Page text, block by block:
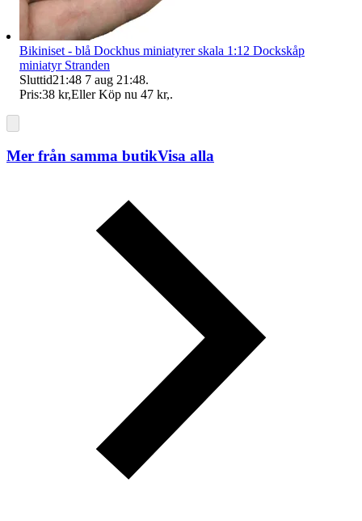
Bikiniset - blå Dockhus miniatyrer skala 1:12 Dockskåp
miniatyr Stranden
Sluttid21:48 7 aug 21:48.
Pris:38 kr,Eller Köp nu 47 kr,.
Mer från samma butikVisa alla